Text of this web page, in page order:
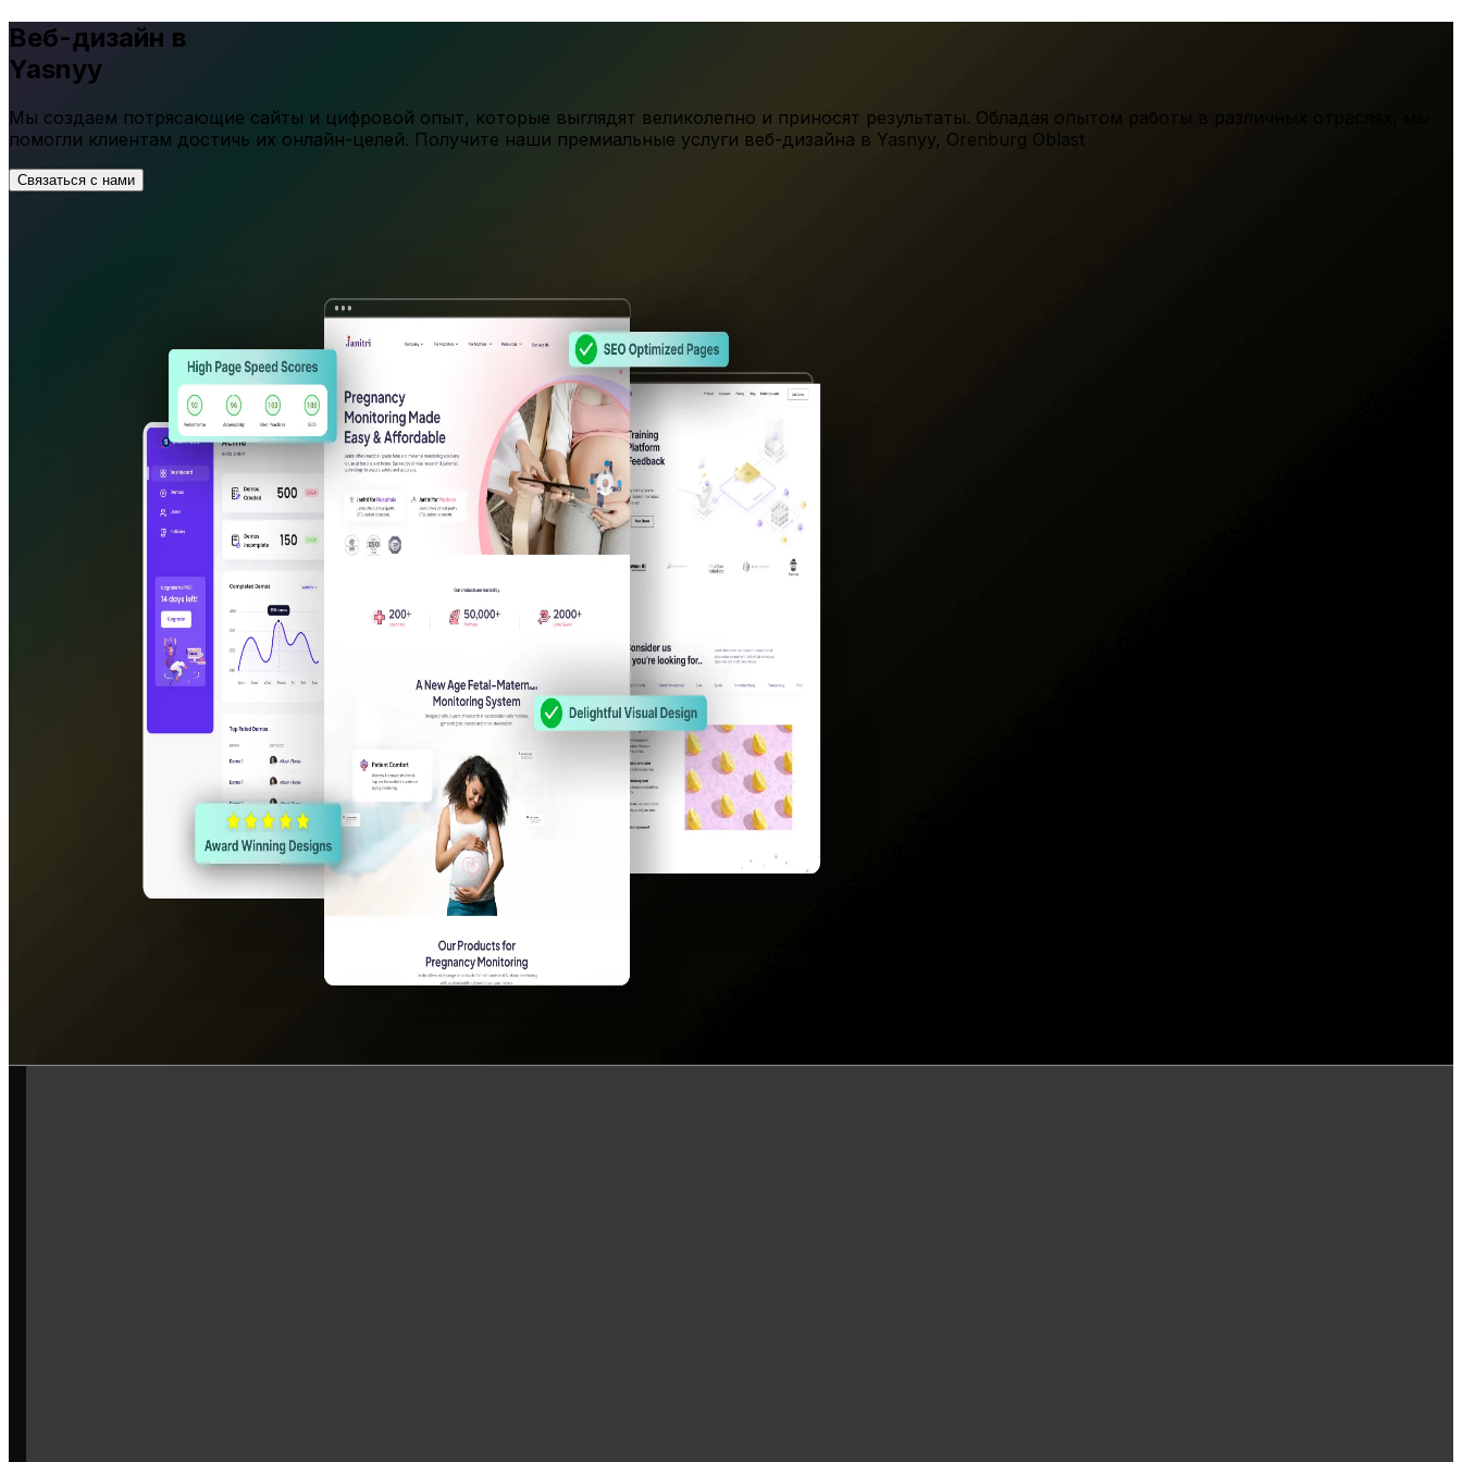
Веб-дизайн в
Yasnyy
Мы создаем потрясающие сайты и цифровой опыт, которые выглядят великолепно и приносят результаты. Обладая опытом работы в различных отраслях, мы
помогли клиентам достичь их онлайн-целей. Получите наши премиальные услуги веб-дизайна в Yasnyy, Orenburg Oblast
Связаться с нами